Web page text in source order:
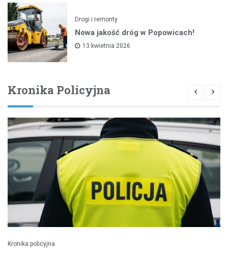
Drogi i remonty
Nowa jakość dróg w Popowicach!
13 kwietnia 2026
Kronika Policyjna
Kronika policyjna